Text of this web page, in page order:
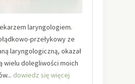
laryngologiem.
przełykowy ze
laryngologiczną, okazał
wielu dolegliwości moich
dowiedz się więcej